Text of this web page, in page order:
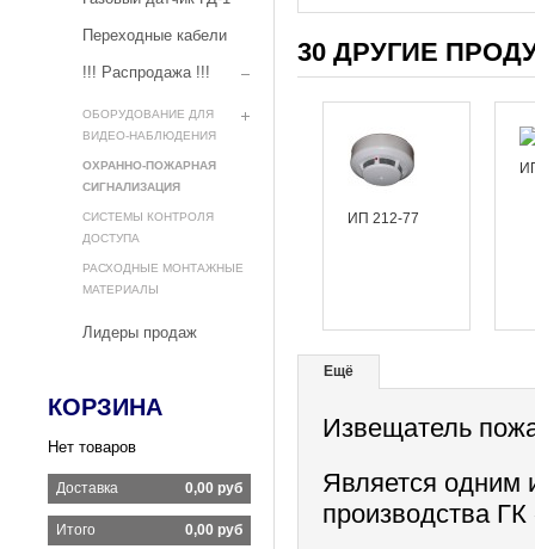
Переходные кабели
!!! Распродажа !!!
ОБОРУДОВАНИЕ ДЛЯ
ВИДЕО-НАБЛЮДЕНИЯ
ОХРАННО-ПОЖАРНАЯ
СИГНАЛИЗАЦИЯ
СИСТЕМЫ КОНТРОЛЯ
ДОСТУПА
РАСХОДНЫЕ МОНТАЖНЫЕ
МАТЕРИАЛЫ
Лидеры продаж
КОРЗИНА
Нет товаров
0,00 руб
Доставка
0,00 руб
Итого
30 ДРУГИЕ
ИП 212-77
Ещё
Извещатель
Является одним
производства